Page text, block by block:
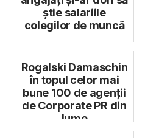
știe salariile
colegilor de muncă
Rogalski Damaschin
în topul celor mai
bune 100 de agenții
de Corporate PR din
lume